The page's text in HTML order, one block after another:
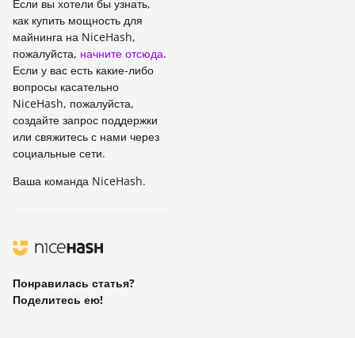
Если вы хотели бы узнать,
как купить мощность для
майнинга на NiceHash,
пожалуйста, начните отсюда.
Если у вас есть какие-либо
вопросы касательно
NiceHash, пожалуйста,
создайте запрос поддержки
или свяжитесь с нами через
социальные сети.
Ваша команда NiceHash.
Понравилась статья?
Поделитесь ею!